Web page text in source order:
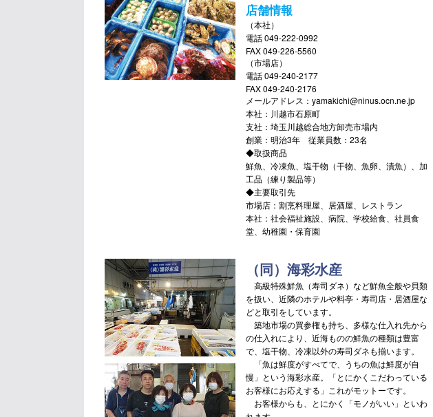
店舗情報
（本社）
電話 049-222-0992
FAX 049-226-5560
（市場店）
電話 049-240-2177
FAX 049-240-2176
メールアドレス：yamakichi@ninus.ocn.ne.jp
本社：川越市石原町
支社：埼玉川越総合地方卸売市場内
創業：明治3年 従業員数：23名
◆取扱商品
鮮魚、冷凍魚、塩干物（干物、魚卵、漬魚）、加
工品（練り製品等）
◆主要取引先
市場店：割烹料理屋、居酒屋、レストラン
本社：社会福祉施設、病院、学校給食、社員食
堂、幼稚園・保育園
（同）海彩水産
高級特殊鮮魚（寿司ダネ）など鮮魚全般や貝類
を扱い、近隣のホテルや料亭・寿司店・居酒屋な
どと取引をしています。
築地市場の買参権も持ち、多様な仕入れ先から
の仕入れにより、近海ものの鮮魚の種類は豊富
で、塩干物、冷凍以外の寿司ダネも揃います。
「魚は鮮度がすべてで、うちの魚は鮮度が自
慢」という海彩水産。「とにかくこだわっている
お客様にお応えする」これがモットーです。
お客様からも、とにかく「モノがいい」といわ